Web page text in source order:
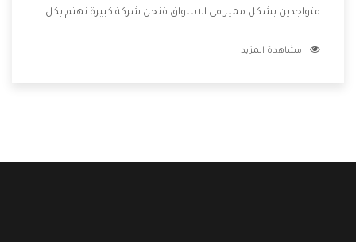
متواجدين بشكل مميز فى الاسواق فنحن شركة كبيرة نهتم بكل
الشركة بها والتى تكون منها خدمة الصيانة التى تكون من أهم
مشاهدة المزيد